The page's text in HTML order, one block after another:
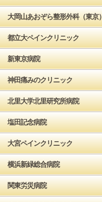
大岡山あおぞら整形外科（東京）
都立大ペインクリニック
新東京病院
神田痛みのクリニック
北里大学北里研究所病院
塩田記念病院
大宮ペインクリニック
横浜新緑総合病院
関東労災病院